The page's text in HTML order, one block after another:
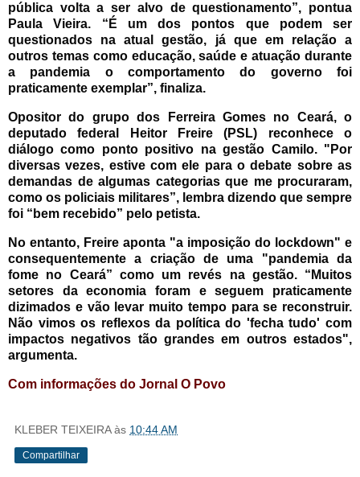
pública volta a ser alvo de questionamento”, pontua
Paula Vieira. “É um dos pontos que podem ser
questionados na atual gestão, já que em relação a
outros temas como educação, saúde e atuação durante
a pandemia o comportamento do governo foi
praticamente exemplar”, finaliza.
Opositor do grupo dos Ferreira Gomes no Ceará, o
deputado federal Heitor Freire (PSL) reconhece o
diálogo como ponto positivo na gestão Camilo. "Por
diversas vezes, estive com ele para o debate sobre as
demandas de algumas categorias que me procuraram,
como os policiais militares”, lembra dizendo que sempre
foi “bem recebido” pelo petista.
No entanto, Freire aponta "a imposição do lockdown" e
consequentemente a criação de uma "pandemia da
fome no Ceará” como um revés na gestão. “Muitos
setores da economia foram e seguem praticamente
dizimados e vão levar muito tempo para se reconstruir.
Não vimos os reflexos da política do 'fecha tudo' com
impactos negativos tão grandes em outros estados",
argumenta.
Com informações do Jornal O Povo
KLEBER TEIXEIRA às 10:44 AM
Compartilhar